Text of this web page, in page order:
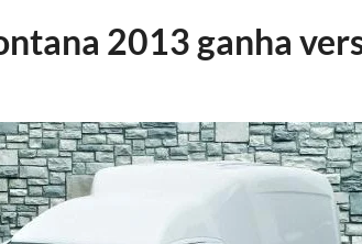
2013 ganha